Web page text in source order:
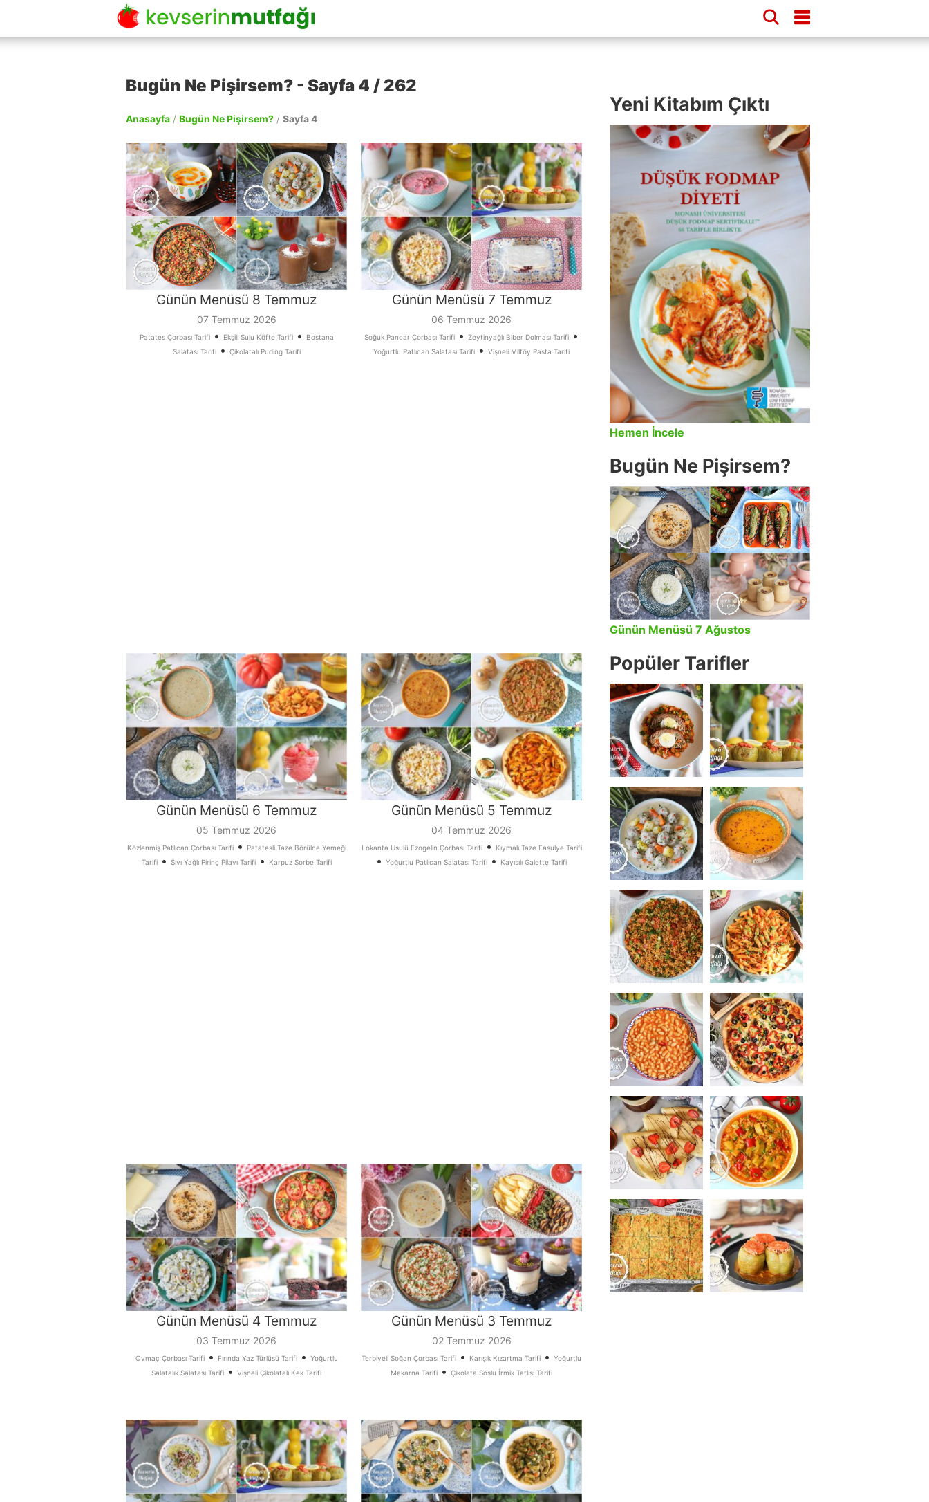
Bugün Ne Pişirsem? - Sayfa 4 / 262
Anasayfa / Bugün Ne Pişirsem? / Sayfa 4
Günün Menüsü 8 Temmuz
07 Temmuz 2026
Patates Çorbası Tarifi• Ekşili Sulu Köfte Tarifi•
Bostana
Salatası Tarifi• Çikolatalı Puding Tarifi
Günün Menüsü 7 Temmuz
06 Temmuz 2026
Soğuk Pancar Çorbası Tarifi • Zeytinyağlı Biber Dolması Tarifi •
Yoğurtlu Patlıcan Salatası Tarifi • Vişneli Milföy Pasta Tarifi
Günün Menüsü 6 Temmuz
05 Temmuz 2026
Közlenmiş Patlıcan Çorbası Tarifi•
Patatesli Taze Börülce Yemeği
Tarifi• Sıvı Yağlı Pirinç Pilavı Tarifi• Karpuz Sorbe Tarifi
Günün Menüsü 5 Temmuz
04 Temmuz 2026
Lokanta Usulü Ezogelin Çorbası Tarifi• Kıymalı Taze Fasulye Tarifi
• Yoğurtlu Patlıcan Salatası Tarifi • Kayısılı Galette Tarifi
Günün Menüsü 4 Temmuz
03 Temmuz 2026
Ovmaç Çorbası Tarifi• Fırında Yaz Türlüsü Tarifi• Yoğurtlu
Salatalık Salatası Tarifi • Vişneli Çikolatalı Kek Tarifi
Günün Menüsü 3 Temmuz
02 Temmuz 2026
Terbiyeli Soğan Çorbası Tarifi • Karışık Kızartma Tarifi • Yoğurtlu
Makarna Tarifi • Çikolata Soslu İrmik Tatlısı Tarifi
Yeni Kitabım Çıktı
Hemen İncele
Bugün Ne Pişirsem?
Günün Menüsü 7 Ağustos
Popüler Tarifler